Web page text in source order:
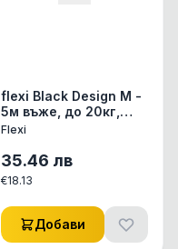
flexi Black Design М -
5м въже, до 20кг,
черно
Flexi
35.46 лв
€18.13
Добави